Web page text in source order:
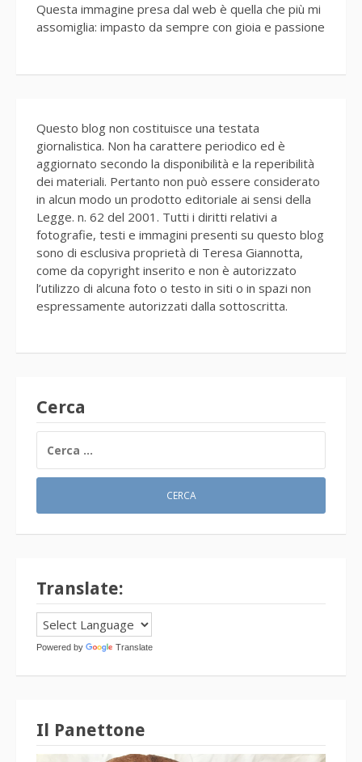
Questa immagine presa dal web è quella che più mi
assomiglia: impasto da sempre con gioia e passione
Questo blog non costituisce una testata
giornalistica. Non ha carattere periodico ed è
aggiornato secondo la disponibilità e la reperibilità
dei materiali. Pertanto non può essere considerato
in alcun modo un prodotto editoriale ai sensi della
Legge. n. 62 del 2001. Tutti i diritti relativi a
fotografie, testi e immagini presenti su questo blog
sono di esclusiva proprietà di Teresa Giannotta,
come da copyright inserito e non è autorizzato
l’utilizzo di alcuna foto o testo in siti o in spazi non
espressamente autorizzati dalla sottoscritta.
Cerca
PER:
Translate:
Powered by Translate
Il Panettone